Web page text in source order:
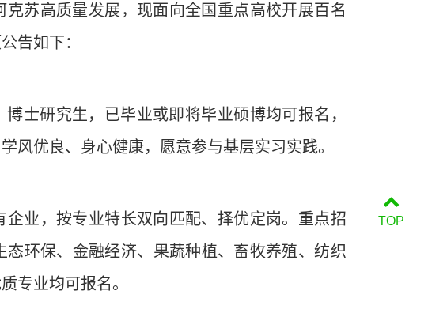
苏高质量发展，现面向全国重点高校开展百名
告如下：
博士研究生，已毕业或即将毕业硕博均可报名，
风优良、身心健康，愿意参与基层实习实践。
业，按专业特长双向匹配、择优定岗。重点招
环保、金融经济、果蔬种植、畜牧养殖、纺织
专业均可报名。
TOP